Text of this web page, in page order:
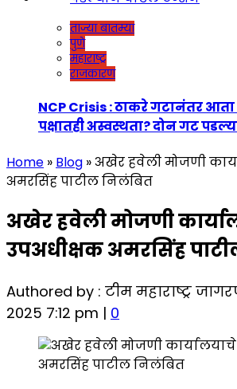
ताज्या बातम्या
पुणे
महाराष्ट्र
राजकारण
NCP Crisis : ठाकरे गटानंतर आता
पक्षातही अस्वस्थता? दोन गट
Home » Blog »अखेर हवेली मोजणी
अमरसिंह पाटील निलंबित
अखेर हवेली मोजणी
उपअधीक्षक अमरसिंह
Authored by : टीम महाराष्ट्र
2025 7:12 pm | 0